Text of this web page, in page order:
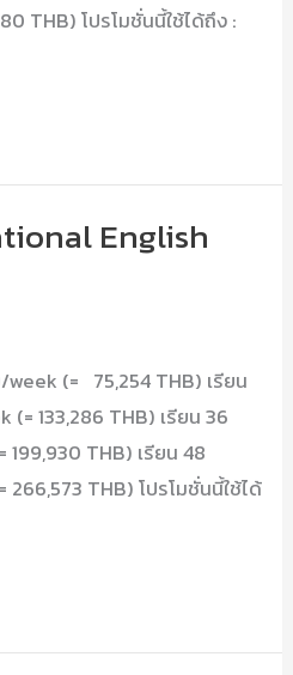
THB) โปรโมชั่นนี้ใช้ได้ถึง :
English
week (= 75,254 THB) เรียน
(= 133,286 THB) เรียน 36
199,930 THB) เรียน 48
266,573 THB) โปรโมชั่นนี้ใช้ได้